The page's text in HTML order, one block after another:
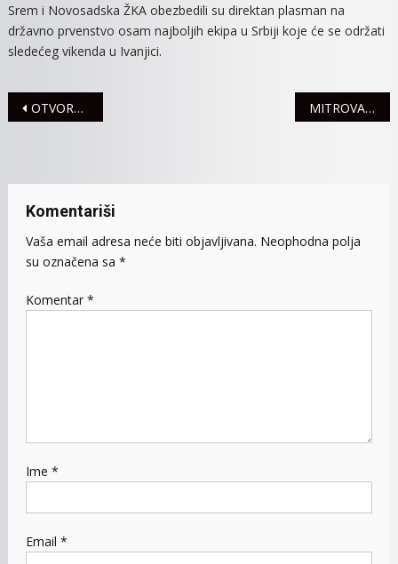
Srem i Novosadska ŽKA obezbedili su direktan plasman na
državno prvenstvo osam najboljih ekipa u Srbiji koje će se održati
sledećeg vikenda u Ivanjici.
Navigacija
OTVORENA SEZONA VOŽNJE MOTOCIKALA U SREMSKOJ MITROVICI MITROVAČKE ODBOJKAŠICE PREDVODILE KADETSKU REPREZENTACIJU DO PLASMANA NA EVROPSKO PRVENSTVO
Komentariši
Vaša email adresa neće biti objavljivana. Neophodna polja
su označena sa *
Komentar *
Ime *
Email *